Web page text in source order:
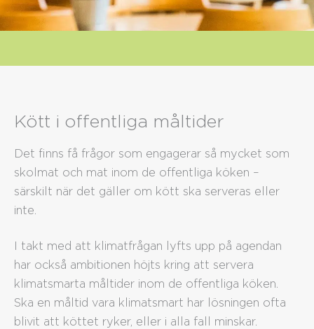
Vill du också ha
på äldreboendet och
på sjukhuset?
Kött i offentliga måltider
Det finns få frågor som engagerar så mycket som
skolmat och mat inom de offentliga köken –
särskilt när det gäller om kött ska serveras eller
inte.
I takt med att klimatfrågan lyfts upp på agendan
har också ambitionen höjts kring att servera
klimatsmarta måltider inom de offentliga köken.
Ska en måltid vara klimatsmart har lösningen ofta
blivit att köttet ryker, eller i alla fall minskar.